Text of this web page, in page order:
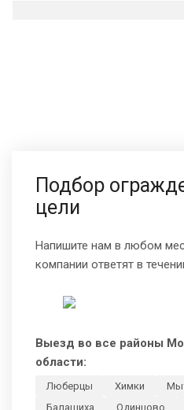
Подбор
цели
Напишите нам в любом
компании ответят в
Выезд во все районы
области:
Люберцы Химки
Балашиха
Одинцово